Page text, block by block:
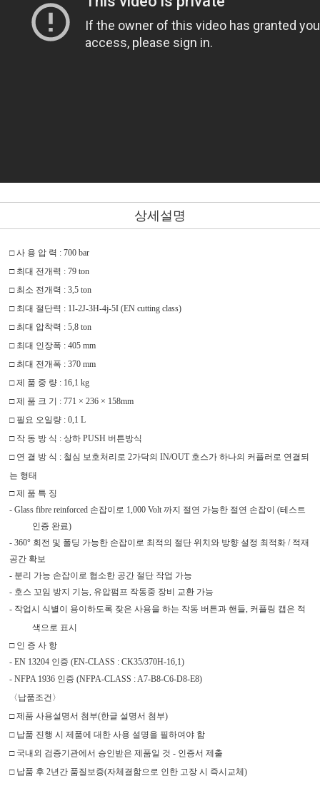
상세설명
□사 용 압 력 : 700 bar
□ 최대 전개력 : 79 ton
□ 최소 전개력 : 3,5 ton
□ 최대 절단력 : 1I-2J-3H-4j-5I (EN cutting class)
□ 최대 압착력 : 5,8 ton
□ 최대 인장폭 : 405 mm
□ 최대 전개폭 : 370 mm
□제 품 중 량 : 16,1 kg
□제 품 크 기 : 771 × 236 × 158mm
□ 필요 오일량 : 0,1 L
□ 작 동 방 식 :상하PUSH 버튼방식
□ 연 결 방 식 : 철심 보호처리로2가닥의IN/OUT 호스가 하나의 커플러로 연결되
는 형태
□제 품 특 징
-Glass fibre reinforced 손잡이로 1,000 Volt까지 절연 가능한 절연 손잡이(테스트
인증 완료)
- 360° 회전 및 폴딩 가능한 손잡이로 최적의 절단 위치와 방향 설정 최적화/ 적재
공간 확보
- 분리 가능 손잡이로 협소한 공간 절단 작업 가능
- 호스 꼬임 방지 기능, 유압펌프 작동중 장비 교환 가능
- 작업시 식별이 용이하도록 잦은 사용을 하는 작동 버튼과 핸들, 커플링 캡은 적
색으로 표시
□ 인 증 사 항
- EN 13204 인증(EN-CLASS : CK35/370H-16,1)
- NFPA 1936 인증(NFPA-CLASS : A7-B8-C6-D8-E8)
〈 납품조건 〉
□제품 사용설명서 첨부(한글 설명서 첨부)
□ 납품 진행 시 제품에 대한 사용 설명을 필하여야 함
□ 국내외 검증기관에서 승인받은 제품일 것- 인증서 제출
□ 납품 후2년간 품질보증(자체결함으로 인한 고장 시 즉시교체)